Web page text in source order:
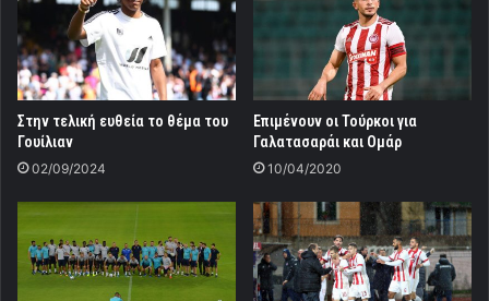
Στην τελική ευθεία το θέμα του
Γουίλιαν
02/09/2024
Επιμένουν οι Τούρκοι για
Γαλατασαράι και Ομάρ
10/04/2020